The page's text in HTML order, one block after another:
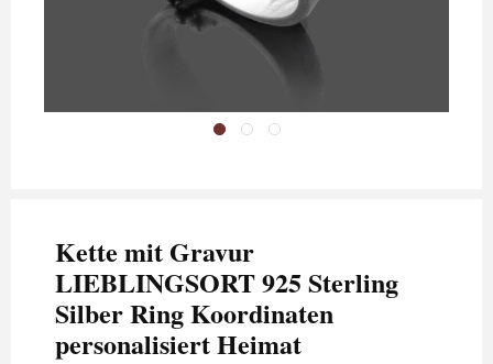
Kette mit Gravur
LIEBLINGSORT 925 Sterling
Silber Ring Koordinaten
personalisiert Heimat